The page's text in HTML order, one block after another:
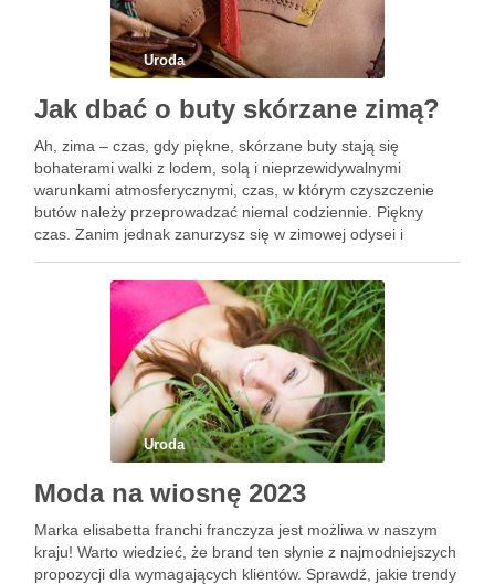
Uroda
Jak dbać o buty skórzane zimą?
Ah, zima – czas, gdy piękne, skórzane buty stają się
bohaterami walki z lodem, solą i nieprzewidywalnymi
warunkami atmosferycznymi, czas, w którym czyszczenie
butów należy przeprowadzać niemal codziennie. Piękny
czas. Zanim jednak zanurzysz się w zimowej odysei i
zadbać o swoje eleganckie …
Uroda
Moda na wiosnę 2023
Marka elisabetta franchi franczyza jest możliwa w naszym
kraju! Warto wiedzieć, że brand ten słynie z najmodniejszych
propozycji dla wymagających klientów. Sprawdź, jakie trendy